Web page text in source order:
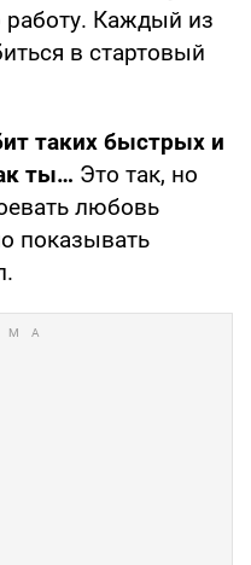
работу. Каждый из
в стартовый
таких быстрых и
ты… Это так, но
любовь
показывать